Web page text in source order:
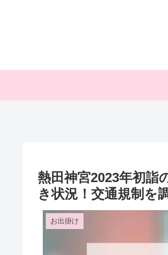
熱田神宮2023年初詣
き状況！交通規制を
お出掛け